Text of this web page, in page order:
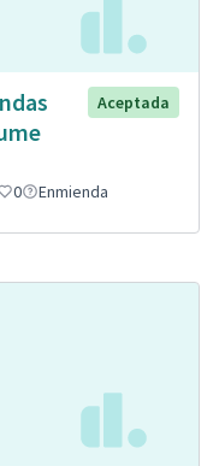
Aceptada
0 Enmienda